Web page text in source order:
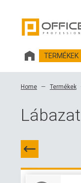
TERMÉKEK
Home Termékek